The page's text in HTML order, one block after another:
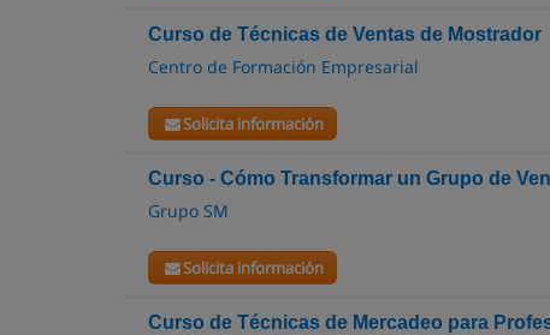
Curso de Técnicas de Ventas de Mostrador
Centro de Formación Empresarial
Solicita información
Curso - Cómo Transformar un Grupo de
Grupo SM
Solicita información
Curso de Técnicas de Mercadeo para